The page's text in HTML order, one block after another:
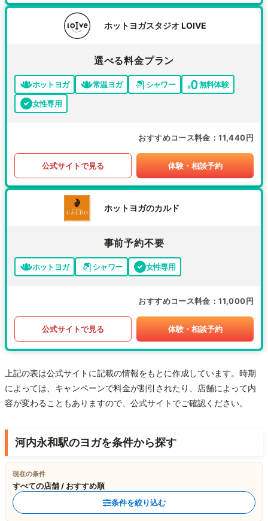
ホットヨガスタジオ LOIVE
選べる料金プラン
ホットヨガ 常温ヨガ シャワー
無料体験
女性専用
おすすめコース料金 11,440円
公式サイトで見る 体験・相談予約
ホットヨガのカルド
事前予約不要
ホットヨガ シャワー 女性専用
おすすめコース料金 11,000円
公式サイトで見る 体験・相談予約
上記の表は公式サイトに記載の情報をもとに作成しています。時期
によっては、キャンペーンで料金が割引されたり、店舗によって内
容が変わることもありますので、公式サイトでご確認ください。
河内永和駅のヨガを条件から探す
現在の条件
すべての店舗 / おすすめ順
条件を絞り込む